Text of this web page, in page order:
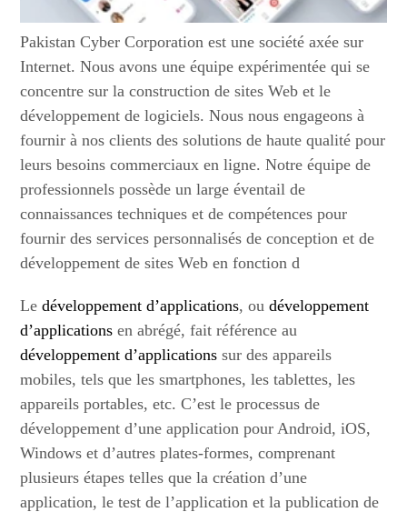
Pakistan Cyber Corporation est une société axée sur
Internet. Nous avons une équipe expérimentée qui se
concentre sur la construction de sites Web et le
développement de logiciels. Nous nous engageons à
fournir à nos clients des solutions de haute qualité pour
leurs besoins commerciaux en ligne. Notre équipe de
professionnels possède un large éventail de
connaissances techniques et de compétences pour
fournir des services personnalisés de conception et de
développement de sites Web en fonction d
Ledéveloppement d’applications, oudéveloppement
d’applications en abrégé, fait référence au
développement d’applications sur des appareils
mobiles, tels que les smartphones, les tablettes, les
appareils portables, etc. C’est le processus de
développement d’une application pour Android, iOS,
Windows et d’autres plates-formes, comprenant
plusieurs étapes telles que la création d’une
application, le test de l’application et la publication de